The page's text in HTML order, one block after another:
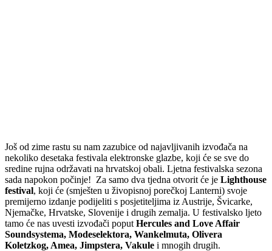
Još od zime rastu su nam zazubice od najavljivanih izvođača na
nekoliko desetaka festivala elektronske glazbe, koji će se sve do
sredine rujna održavati na hrvatskoj obali. Ljetna festivalska sezona
sada napokon počinje! Za samo dva tjedna otvorit će je Lighthouse
festival, koji će (smješten u živopisnoj porečkoj Lanterni) svoje
premijerno izdanje podijeliti s posjetiteljima iz Austrije, Švicarke,
Njemačke, Hrvatske, Slovenije i drugih zemalja. U festivalsko ljeto
tamo će nas uvesti izvođači poput Hercules and Love Affair
Soundsystema, Modeselektora, Wankelmuta, Olivera
Koletzkog, Amea, Jimpstera, Vakule i mnogih drugih.